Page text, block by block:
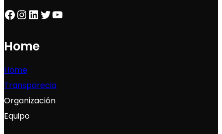
Home
Home
Transparecia
Organización
Equipo